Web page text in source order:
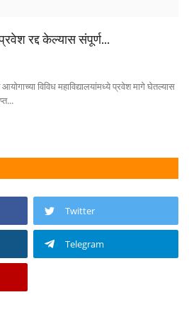
प्रवेश रद्द केल्यास संपूर्ण...
विविध महाविद्यालयांमध्ये प्रवेश मागे घेतल्यास
Twitter
Telegram